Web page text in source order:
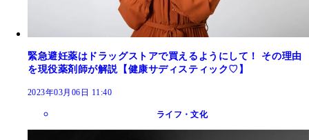
緊急避妊薬はドラッグストアで買えるようにして！ その理由
を現役薬剤師が解説【健康サディスティック♡】
2023年03月06日 11:40
ライフ・文化